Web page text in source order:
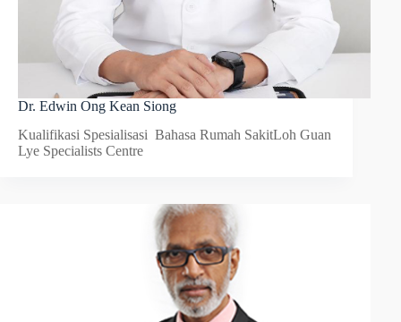
Dr. Edwin Ong Kean Siong
Kualifikasi Spesialisasi Bahasa Rumah SakitLoh Guan
Lye Specialists Centre